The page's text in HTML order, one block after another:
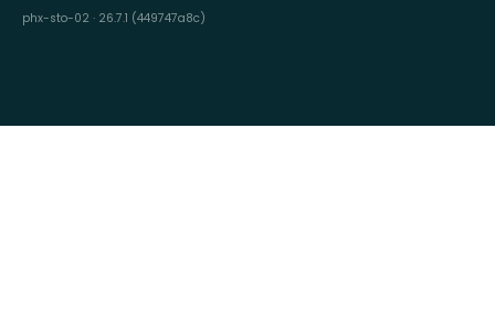
phx-sto-02 · 26.7.1 (449747a8c)